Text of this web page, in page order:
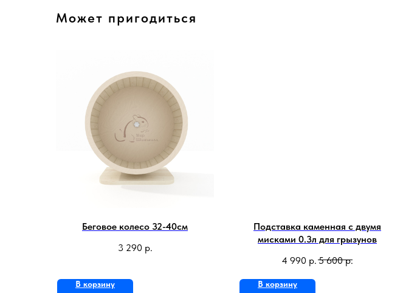
Может пригодиться
Беговое колесо 32-40см
3 290 р.
В корзину
Подставка каменная с двумя
мисками 0.3л для грызунов
4 990 р.5 600 р.
В корзину